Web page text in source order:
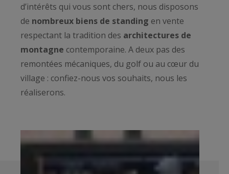
d’intérêts qui vous sont chers, nous disposons
de nombreux biens de standing en vente
respectant la tradition des architectures de
montagne contemporaine. A deux pas des
remontées mécaniques, du golf ou au cœur du
village : confiez-nous vos souhaits, nous les
réaliserons.